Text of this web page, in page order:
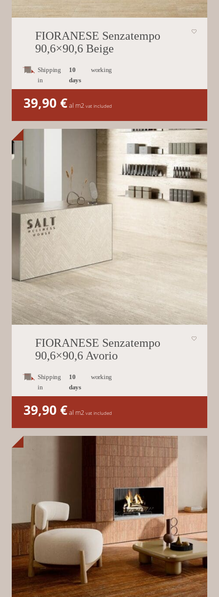
FIORANESE Senzatempo
90,6×90,6 Beige
Shipping
in
10
days
working
39,90 €al m2 vat included
FIORANESE Senzatempo
90,6×90,6 Avorio
Shipping
in
10
days
working
39,90 €al m2 vat included